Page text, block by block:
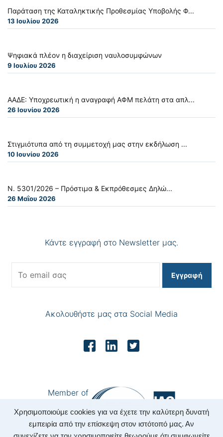
Χρησιμοποιούμε cookies για να έχετε την καλύτερη δυνατή
εμπειρία από την επίσκεψη στον ιστότοπό μας. Αν
Παράταση της Καταληκτικής Προθεσμίας Υποβολής Φ...
13 Ιουλίου 2026
Ψηφιακά πλέον η διαχείριση ναυλοσυμφώνων
9 Ιουλίου 2026
ΑΑΔΕ: Υποχρεωτική η αναγραφή ΑΦΜ πελάτη στα απλ...
26 Ιουνίου 2026
Στιγμιότυπα από τη συμμετοχή μας στην εκδήλωση ...
10 Ιουνίου 2026
Ν. 5301/2026 – Πρόστιμα & Εκπρόθεσμες Δηλώ...
26 Μαΐου 2026
Κάντε εγγραφή στο Newsletter μας.
Εγγραφή
Ακολουθήστε μας στα Social Media
Member of